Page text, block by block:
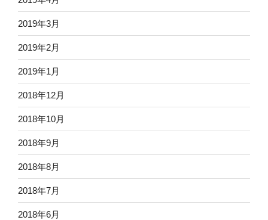
2019年3月
2019年2月
2019年1月
2018年12月
2018年10月
2018年9月
2018年8月
2018年7月
2018年6月